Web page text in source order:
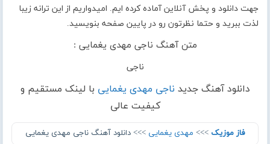
جهت دانلود و پخش آنلاین آماده کرده ایم. امیدواریم از این ترانه زیبا
لذت ببرید و حتما نظرتون رو در پایین صفحه بنویسید.
متن آهنگ ناجی مهدی یغمایی :
ناجی
دانلود آهنگ جدید ناجی مهدی یغمایی با لینک مستقیم و
کیفیت عالی
فاز موزیک >>> مهدی یغمایی >>> دانلود آهنگ ناجی مهدی یغمایی